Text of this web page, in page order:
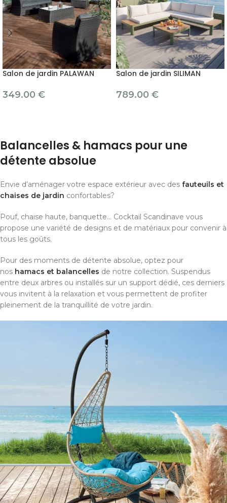
Salon de jardin PALAWAN
349.00 €
Salon de jardin SILIMAN
789.00 €
Balancelles & hamacs pour une
détente absolue
Envie d’aménager votre espace extérieur avec des fauteuils et
chaises de jardin confortables?
Pouf, chaise haute, banquette… Cocktail Scandinave vous
propose une variété de designs et de matériaux pour convenir à
tous les goûts.
Pour des moments de détente absolue, optez pour
nos hamacs et balancelles de notre collection. Suspendus
entre deux arbres ou installés sur un support dédié, ces derniers
vous invitent à la relaxation et vous permettent de profiter
pleinement de la tranquillité de votre jardin.